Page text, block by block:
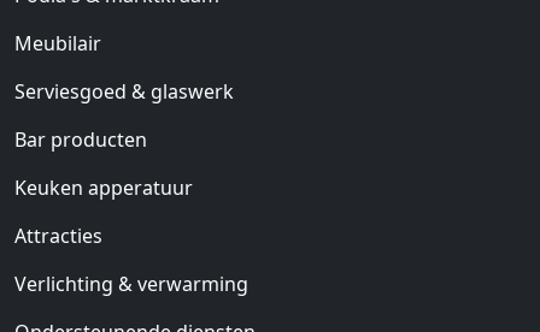
Meubilair
Serviesgoed & glaswerk
Bar producten
Keuken apperatuur
Attracties
Verlichting & verwarming